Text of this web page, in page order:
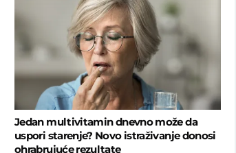
Jedan multivitamin dnevno može da
uspori starenje? Novo istraživanje donosi
ohrabrujuće rezultate